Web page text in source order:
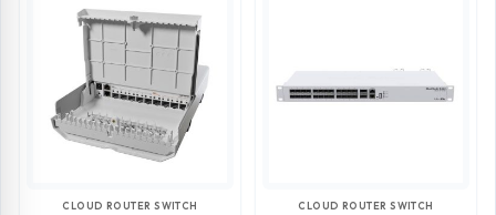
CLOUD ROUTER SWITCH CLOUD ROUTER SWITCH